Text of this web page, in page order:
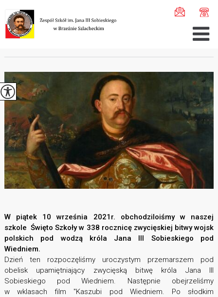
ŚWIĘTO SZKOŁY ...
ŚWIĘTO SZKOŁY
W piątek 10 września 2021r. obchodziloiśmy w naszej
szkole Święto Szkoły w 338 rocznicę zwycięskiej bitwy wojsk
polskich pod wodzą króla Jana III Sobieskiego pod
Wiedniem.
Dzień ten rozpoczęliśmy uroczystym przemarszem pod
obelisk upamiętniający zwycięską bitwę króla Jana III
Sobieskiego pod Wiedniem. Następnie obejrzeliśmy
w wklasach film "Kaszubi pod Wiedniem. Po słodkim